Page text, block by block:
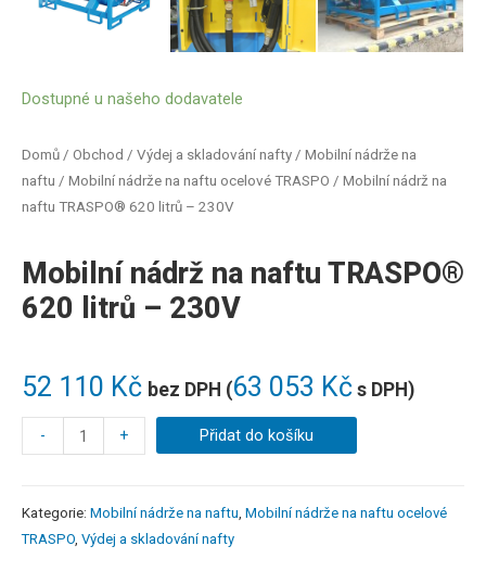
Domů / Obchod / Výdej a skladování nafty / Mobilní nádrže na
naftu / Mobilní nádrže na naftu ocelové TRASPO / Mobilní nádrž na
naftu TRASPO® 620 litrů – 230V
Mobilní nádrž na naftu TRASPO®
620 litrů – 230V
52 110 Kč bez DPH (63 053 Kč s DPH)
Dostupné u našeho dodavatele
- + Přidat do košíku
Kategorie: Mobilní nádrže na naftu Mobilní nádrže na naftu ocelové
TRASPO Výdej a skladování nafty